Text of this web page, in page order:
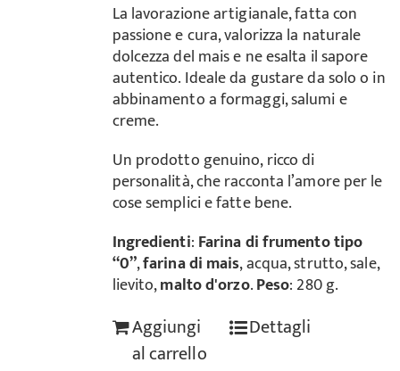
La lavorazione artigianale, fatta con
passione e cura, valorizza la naturale
dolcezza del mais e ne esalta il sapore
autentico. Ideale da gustare da solo o in
abbinamento a formaggi, salumi e
creme.
Un prodotto genuino, ricco di
personalità, che racconta l’amore per le
cose semplici e fatte bene.
Ingredienti: Farina di frumento tipo
“0”,farina di mais, acqua, strutto, sale,
lievito,malto d'orzo.Peso: 280 g.
Aggiungi
al carrello
Dettagli